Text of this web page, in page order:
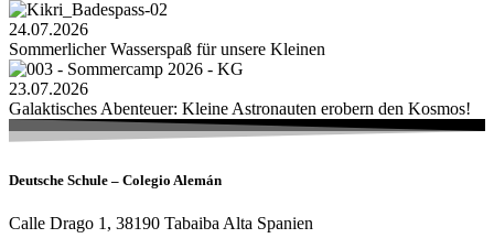
24.07.2026
Sommerlicher Wasserspaß für unsere Kleinen
23.07.2026
Galaktisches Abenteuer: Kleine Astronauten erobern den Kosmos!
Deutsche Schule – Colegio Alemán
Calle Drago 1, 38190 Tabaiba Alta Spanien